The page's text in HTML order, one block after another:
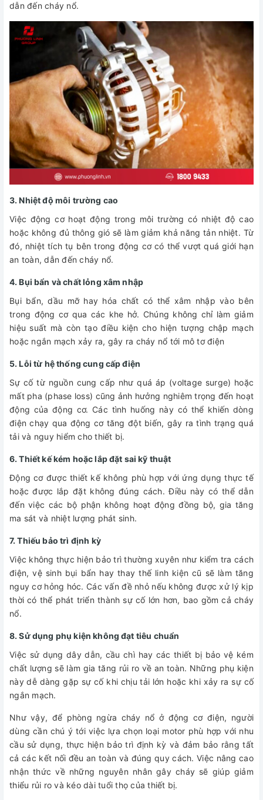
dẫn đến cháy nổ.
3. Nhiệt độ môi trường cao
Việc động cơ hoạt động trong môi trường có nhiệt độ cao
hoặc không đủ thông gió sẽ làm giảm khả năng tản nhiệt. Từ
đó, nhiệt tích tụ bên trong động cơ có thể vượt quá giới hạn
an toàn, dẫn đến cháy nổ.
4. Bụi bẩn và chất lỏng xâm nhập
Bụi bẩn, dầu mỡ hay hóa chất có thể xâm nhập vào bên
trong động cơ qua các khe hở. Chúng không chỉ làm giảm
hiệu suất mà còn tạo điều kiện cho hiện tượng chập mạch
hoặc ngắn mạch xảy ra, gây ra cháy nổ tới mô tơ điện
5. Lỗi từ hệ thống cung cấp điện
Sự cố từ nguồn cung cấp như quá áp (voltage surge) hoặc
mất pha (phase loss) cũng ảnh hưởng nghiêm trọng đến hoạt
động của động cơ. Các tình huống này có thể khiến dòng
điện chạy qua động cơ tăng đột biến, gây ra tình trạng quá
tải và nguy hiểm cho thiết bị.
6. Thiết kế kém hoặc lắp đặt sai kỹ thuật
Động cơ được thiết kế không phù hợp với ứng dụng thực tế
hoặc được lắp đặt không đúng cách. Điều này có thể dẫn
đến việc các bộ phận không hoạt động đồng bộ, gia tăng
ma sát và nhiệt lượng phát sinh.
7. Thiếu bảo trì định kỳ
Việc không thực hiện bảo trì thường xuyên như kiểm tra cách
điện, vệ sinh bụi bẩn hay thay thế linh kiện cũ sẽ làm tăng
nguy cơ hỏng hóc. Các vấn đề nhỏ nếu không được xử lý kịp
thời có thể phát triển thành sự cố lớn hơn, bao gồm cả cháy
nổ.
8. Sử dụng phụ kiện không đạt tiêu chuẩn
Việc sử dụng dây dẫn, cầu chì hay các thiết bị bảo vệ kém
chất lượng sẽ làm gia tăng rủi ro về an toàn. Những phụ kiện
này dễ dàng gặp sự cố khi chịu tải lớn hoặc khi xảy ra sự cố
ngắn mạch.
Như vậy, để phòng ngừa cháy nổ ở động cơ điện, người
dùng cần chú ý tới việc lựa chọn loại motor phù hợp với nhu
cầu sử dụng, thực hiện bảo trì định kỳ và đảm bảo rằng tất
cả các kết nối đều an toàn và đúng quy cách. Việc nâng cao
nhận thức về những nguyên nhân gây cháy sẽ giúp giảm
thiểu rủi ro và kéo dài tuổi thọ của thiết bị.